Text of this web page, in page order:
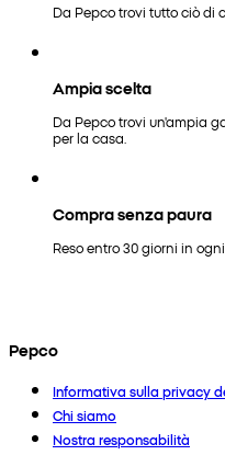
Da Pepco trovi tutto ciò di
Ampia scelta
Da Pepco trovi un'ampia
per la casa.
Compra senza paura
Reso entro 30 giorni in
Pepco
Informativa sulla privacy
Chi siamo
Nostra responsabilità